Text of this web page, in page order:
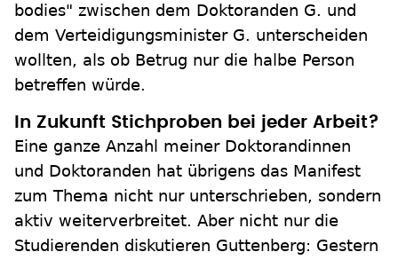
bodies" zwischen dem Doktoranden G. und
dem Verteidigungsminister G. unterscheiden
wollten, als ob Betrug nur die halbe Person
betreffen würde.
In Zukunft Stichproben bei jeder Arbeit?
Eine ganze Anzahl meiner Doktorandinnen
und Doktoranden hat übrigens das Manifest
zum Thema nicht nur unterschrieben, sondern
aktiv weiterverbreitet. Aber nicht nur die
Studierenden diskutieren Guttenberg: Gestern